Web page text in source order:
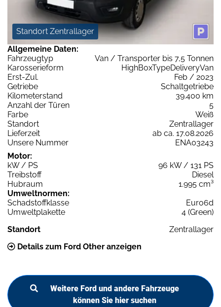
Standort Zentrallager
Allgemeine Daten:
Fahrzeugtyp
Van / Transporter bis 7,5 Tonnen
Karosserieform
HighBoxTypeDeliveryVan
Erst-Zul.
Feb / 2023
Getriebe
Schaltgetriebe
Kilometerstand
39.400 km
Anzahl der Türen
5
Farbe
Weiß
Standort
Zentrallager
Lieferzeit
ab ca. 17.08.2026
Unsere Nummer
ENA03243
Motor:
kW / PS
96 kW / 131 PS
Treibstoff
Diesel
Hubraum
1.995 cm³
Umweltnormen:
Schadstoffklasse
Euro6d
Umweltplakette
4 (Green)
Standort
Zentrallager
Details zum Ford Other anzeigen
Weitere Ford und andere Fahrzeuge
können Sie hier suchen